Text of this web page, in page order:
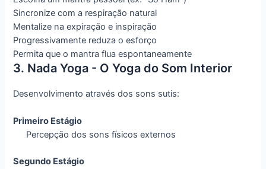
Sincronize com a respiração natural
Mentalize na expiração e inspiração
Progressivamente reduza o esforço
Permita que o mantra flua espontaneamente
3. Nada Yoga - O Yoga do Som Interior
Desenvolvimento através dos sons sutis:
Primeiro Estágio
Percepção dos sons físicos externos
Segundo Estágio